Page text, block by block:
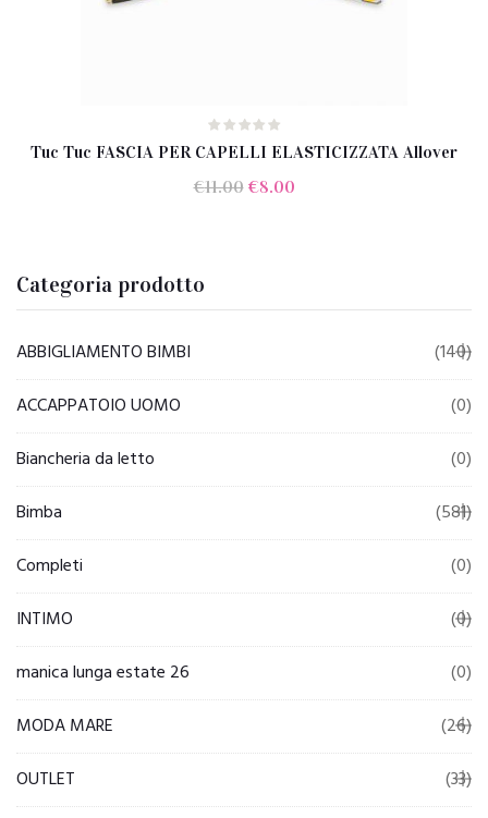
Tuc Tuc FASCIA PER CAPELLI ELASTICIZZATA Allover
€11.00 Il
€11.00.
€8.00Il
€8.00.
Categoria prodotto
ABBIGLIAMENTO BIMBI
(140)
ACCAPPATOIO UOMO
(0)
Biancheria da letto
(0)
Bimba
(581)
Completi
(0)
INTIMO
(0)
manica lunga estate 26
(0)
MODA MARE
(26)
OUTLET
(33)